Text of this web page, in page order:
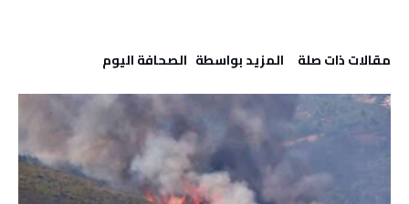
‫مقالات ذات صلة‬ ‫‫المزيد بواسطة‬ ‬ ‭ ‬الصحافة‭ ‬اليوم